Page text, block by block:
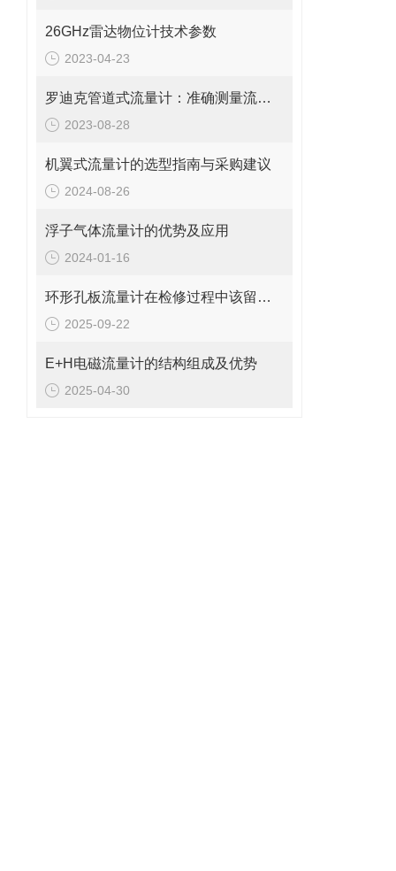
26GHz雷达物位计技术参数
2023-04-23
罗迪克管道式流量计：准确测量流体的精密工具
2023-08-28
机翼式流量计的选型指南与采购建议
2024-08-26
浮子气体流量计的优势及应用
2024-01-16
环形孔板流量计在检修过程中该留意的事项
2025-09-22
E+H电磁流量计的结构组成及优势
2025-04-30